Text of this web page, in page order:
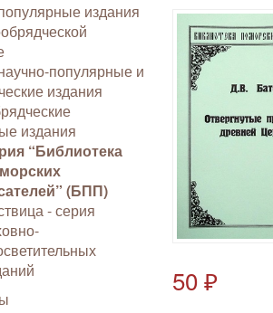
издания
популярные и
издания
издания
“Библиотека
(БПП)
- серия
50 ₽